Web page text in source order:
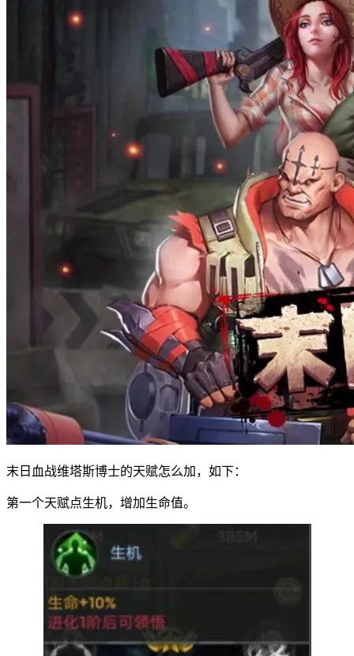
末日血战维塔斯博士的天赋怎么加，如下：
第一个天赋点生机，增加生命值。